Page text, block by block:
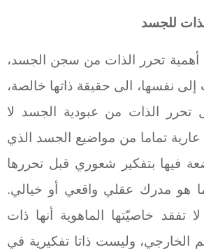
للجسد
أهمية تحرر الذات من سجن الجسد،
إلى نفسها، الى حقيقة ذاتها خالصة،
الذات من عبودية الجسد لا
تماما من مواضيع الجسد الذي
فيها بتفكير شعوري قبل تحررها
هو مدرك عقلي واقعي أو خيالي.
تفقد خاصيّتها الماهوية أنها ذات
الخارجي، وليست ذاتا تفكيرية في